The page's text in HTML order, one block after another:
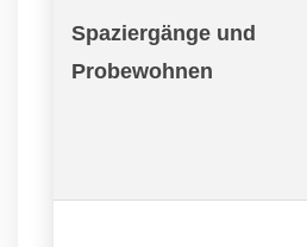
Spaziergänge und
Probewohnen